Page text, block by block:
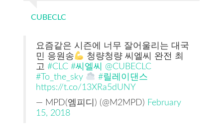
CUBECLC
요즘같은 시즌에 너무 잘어울리는 대국
민 응원송
청량청량 씨엘씨 완전 최
고 #CLC #씨엘씨
@CUBECLC
#To_the_sky
#릴레이댄스
https://t.co/13XRa5dUNY
— MPD(엠피디) (@M2MPD) February
15, 2018